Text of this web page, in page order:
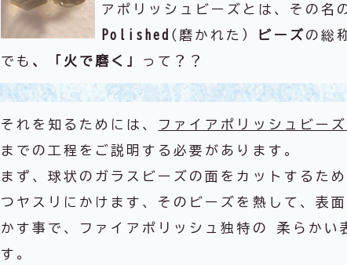
アポリッシュビーズとは、その名
Polished (磨かれた） ビーズの総
でも 、「火で磨く」 って？？
それを知るためには、 ファイアポリッシュビーズ
までの工程をご説明する必要があります。
まず、球状のガラスビーズの面をカットするた
つヤスリにかけます、そのビーズを熱して、表
かす事で、ファイアポリッシュ独特の 柔らかい
す。